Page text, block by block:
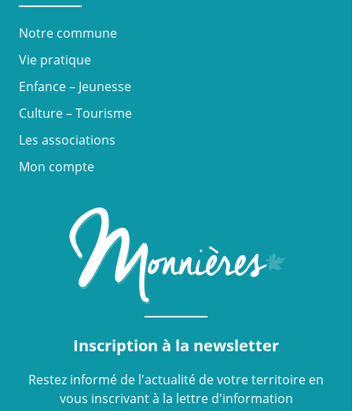
Notre commune
Vie pratique
Enfance – Jeunesse
Culture – Tourisme
Les associations
Mon compte
Inscription à la newsletter
Restez informé de l'actualité de votre territoire en
vous inscrivant à la lettre d'information